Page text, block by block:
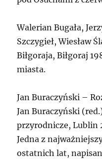
Walerian Bugała,
Szczygieł, Wiesław
Biłgoraja, Biłgoraj
miasta.
Jan Buraczyński –
Jan Buraczyński
przyrodnicze, Lublin
Jedna z
ostatnich lat,